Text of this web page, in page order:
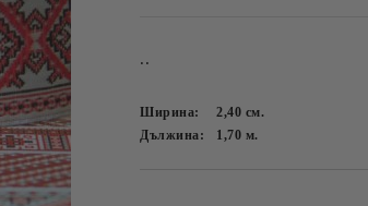
..
Ширина: 2,40 см.
Дължина:
1,70 м.